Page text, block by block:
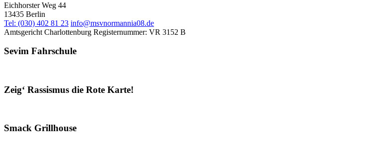
Eichhorster Weg 44
13435 Berlin
Tel: (030) 402 81 23 info@msvnormannia08.de
Amtsgericht Charlottenburg Registernummer: VR 3152 B
Sevim Fahrschule
Zeig‘ Rassismus die Rote Karte!
Smack Grillhouse